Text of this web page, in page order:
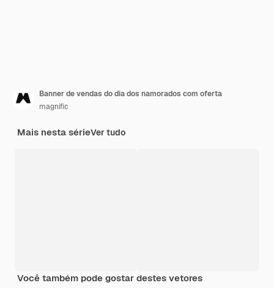
Banner de vendas do dia dos namorados com oferta
magnific
Mais nesta sérieVer tudo
Você também pode gostar destes vetores